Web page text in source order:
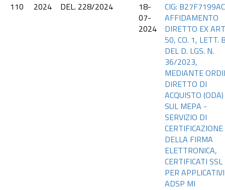
110
2024 DEL. 228/2024
18-
07-
2024
CIG:
AFFIDAMENTO
DIRETTO EX
50, CO. 1, LETT.
DEL D. LGS. N.
36/2023,
MEDIANTE
DIRETTO DI
ACQUISTO (ODA)
SUL MEPA -
SERVIZIO DI
CERTIFICAZIONE
DELLA FIRMA
ELETTRONICA,
CERTIFICATI SSL
PER APPLICATIVI
ADSP MI